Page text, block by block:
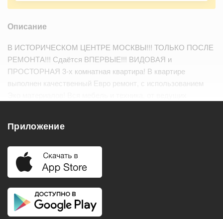
Описание
В ИСТОРИЧЕСКОМ ЦЕНТРЕ МОСКВЫ!!! ТОЛЬКО ПОСЛЕ
РЕМОНТА!!! Сдаётся ВПЕРВЫЕ!!! ВИДОВАЯ и
ПРОСТОРНАЯ 3-х комнатная квартира! В квартире
выполнен качественный Евро ремонт, с использованием
Удобства
Балкон
Телевизор
Приложение